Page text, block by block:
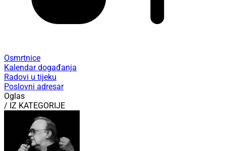
Osmrtnice
Kalendar događanja
Radovi u tijeku
Poslovni adresar
Oglas
/ IZ KATEGORIJE